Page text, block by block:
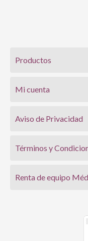
Productos
Mi cuenta
Aviso de Privacidad
Términos y
Renta de equipo